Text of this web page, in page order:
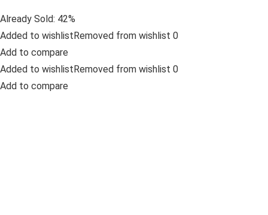
Already Sold: 42%
Added to wishlistRemoved from wishlist 0
Add to compare
Added to wishlistRemoved from wishlist 0
Add to compare